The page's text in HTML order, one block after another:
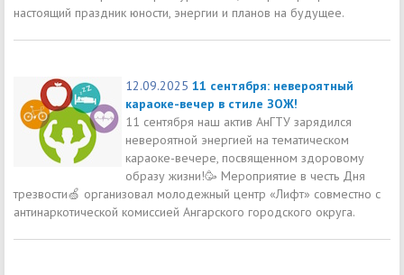
настоящий праздник юности, энергии и планов на будущее.
12.09.2025 11 сентября: невероятный
караоке-вечер в стиле ЗОЖ!
11 сентября наш актив АнГТУ зарядился
невероятной энергией на тематическом
караоке-вечере, посвященном здоровому
образу жизни!🥳 Мероприятие в честь Дня
трезвости🍏 организовал молодежный центр «Лифт» совместно с
антинаркотической комиссией Ангарского городского округа.